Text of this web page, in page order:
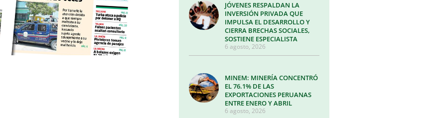
JÓVENES RESPALDAN LA
INVERSIÓN PRIVADA QUE
IMPULSA EL DESARROLLO Y
CIERRA BRECHAS SOCIALES,
SOSTIENE ESPECIALISTA
6 agosto, 2026
MINEM: MINERÍA CONCENTRÓ
EL 76.1% DE LAS
EXPORTACIONES PERUANAS
ENTRE ENERO Y ABRIL
6 agosto, 2026